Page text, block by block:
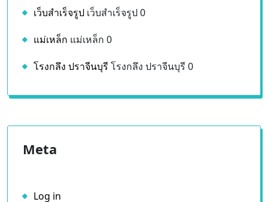
เคลือบแก้ว เคลือบแก้ว 0
เรียนภาษาจีนออนไลน์ เรียนภาษาจีนออนไลน์ 0
แม่เหล็กแม่เหล็ก 0
โรงกลึง ปราจีนบุรี